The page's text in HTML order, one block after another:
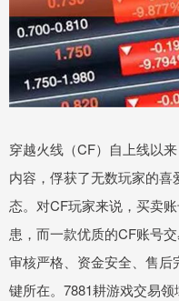
穿越火线（CF）自上线以
内容，俘获了无数玩家的
态。对CF玩家来说，买卖
患，而一款优质的CF账号
审核严格、资金安全、售
键所在。7881耕游戏交易